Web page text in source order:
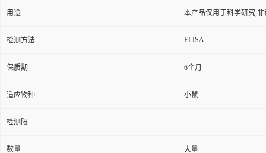
用途 本产品仅用于科学研究,
检测方法 ELISA
保质期 6个月
适应物种 小鼠
检测限
数量 大量